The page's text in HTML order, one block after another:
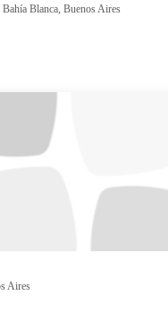
Blanca, Buenos Aires
Aires